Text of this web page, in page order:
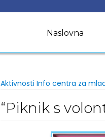
Naslovna
Aktivnosti Info centra za
“Piknik s